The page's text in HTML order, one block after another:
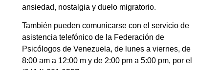
ansiedad, nostalgia y duelo migratorio.
También pueden comunicarse con el servicio de
asistencia telefónico de la Federación de
Psicólogos de Venezuela, de lunes a viernes, de
8:00 am a 12:00 m y de 2:00 pm a 5:00 pm, por el